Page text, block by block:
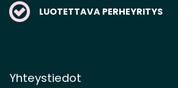
LUOTETTAVA PERHEYRITYS
Yhteystiedot